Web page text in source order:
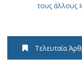
τους άλλους
Τελευταία